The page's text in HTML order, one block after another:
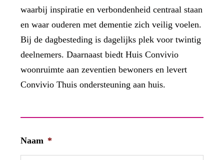
waarbij inspiratie en verbondenheid centraal staan
en waar ouderen met dementie zich veilig voelen.
Bij de dagbesteding is dagelijks plek voor twintig
deelnemers. Daarnaast biedt Huis Convivio
woonruimte aan zeventien bewoners en levert
Convivio Thuis ondersteuning aan huis.
Naam *